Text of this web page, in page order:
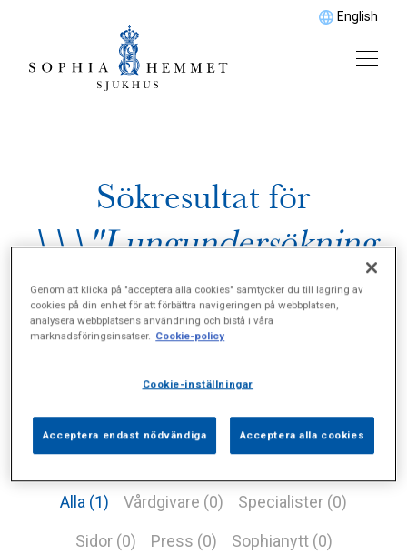
English
Sökresultat för
\\\"Lungundersökning
ar\\\"
Alla (1) Vårdgivare (0) Specialister (0)
Sidor (0) Press (0) Sophianytt (0)
Genom att klicka på "acceptera alla cookies" samtycker du till lagring av
cookies på din enhet för att förbättra navigeringen på webbplatsen,
analysera webbplatsens användning och bistå i våra
marknadsföringsinsatser. Cookie-policy
Cookie-inställningar
Acceptera endast nödvändiga Acceptera alla cookies